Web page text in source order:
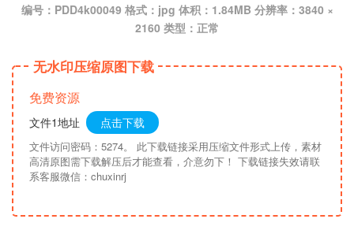
编号：PDD4k00049 格式：jpg 体积：1.84MB 分辨率：3840 ×
2160 类型：正常
无水印压缩原图下载
免费资源
文件1地址 点击下载
文件访问密码：5274。 此下载链接采用压缩文件形式上传，素材
高清原图需下载解压后才能查看，介意勿下！ 下载链接失效请联
系客服微信：chuxinrj